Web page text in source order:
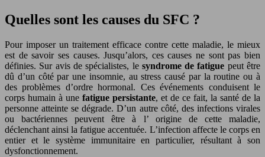
Quelles sont les causes du SFC ?
Pour imposer un traitement efficace contre cette maladie, le mieux
est de savoir ses causes. Jusqu’alors, ces causes ne sont pas bien
définies. Sur avis de spécialistes, le syndrome de fatigue peut être
dû d’un côté par une insomnie, au stress causé par la routine ou à
des problèmes d’ordre hormonal. Ces événements conduisent le
corps humain à une fatigue persistante, et de ce fait, la santé de la
personne atteinte se dégrade. D’un autre côté, des infections virales
ou bactériennes peuvent être à l’ origine de cette maladie,
déclenchant ainsi la fatigue accentuée. L’infection affecte le corps en
entier et le système immunitaire en particulier, résultant à son
dysfonctionnement.